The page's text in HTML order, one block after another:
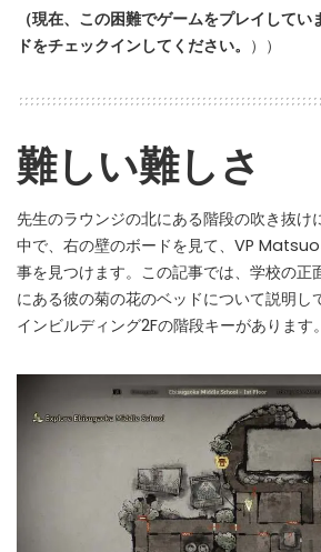
（現在、この困難でゲームをプレイして
ドをチェックインしてください。 ））
難しい難しさ
先生のラウンジの北にある階段の吹き抜け
中で、右の壁のボードを見て、VP
事を見つけます。この記事では、学校の正
にある彼の菊の花のベッドについて説明し
インビルディング2Fの階段キーがあります。